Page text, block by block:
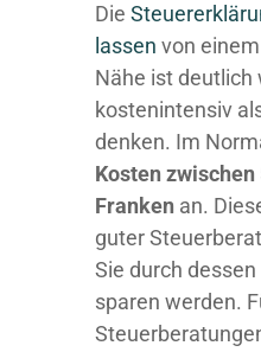
Die
lassen von
Nähe ist deutlich
kostenintensiv
denken. Im
Kosten zwischen
Franken an.
guter
Sie durch
sparen werden.